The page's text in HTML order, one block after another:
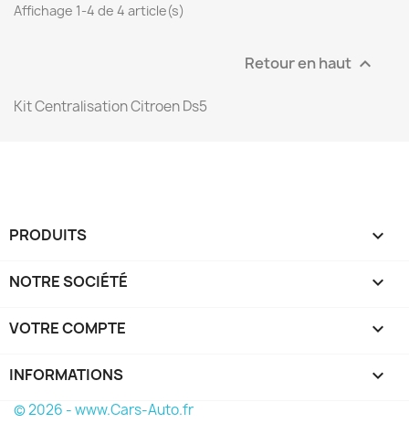
Affichage 1-4 de 4 article(s)
Retour en haut 
Kit Centralisation Citroen Ds5
PRODUITS 
NOTRE SOCIÉTÉ 
VOTRE COMPTE 
INFORMATIONS keyboard_arrow_down
© 2026 - www.Cars-Auto.fr